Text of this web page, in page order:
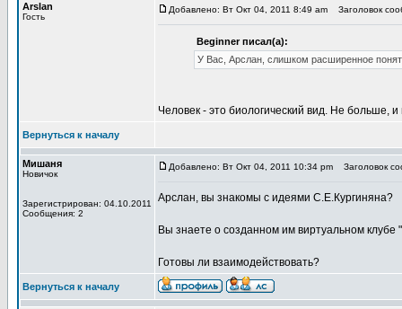
Arslan
Гость
Добавлено: Вт Окт 04, 2011 8:49 am Заголовок
Beginner писал(а):
У Вас, Арслан, слишком расширенное
Человек - это биологический вид. Не больше,
Вернуться к началу
Мишаня
Новичок
Зарегистрирован: 04.10.2011
Сообщения: 2
Добавлено: Вт Окт 04, 2011 10:34 pm Заголовок
Арслан, вы знакомы с идеями С.Е.Кургиняна?
Вы знаете о созданном им виртуальном клубе
Готовы ли взаимодействовать?
Вернуться к началу